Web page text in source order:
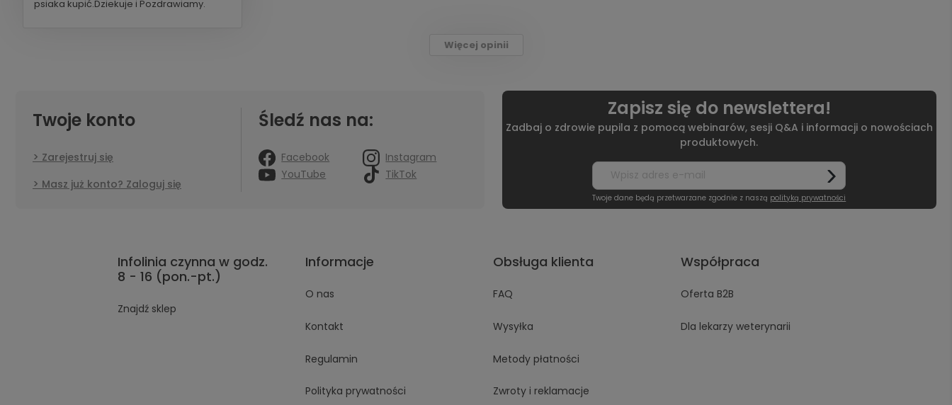
psiaka kupić.Dziekuje i Pozdrawiamy.
Więcej opinii
Twoje konto
Zarejestruj się
Masz już konto? Zaloguj się
Śledź nas na:
Facebook
Instagram
YouTube
TikTok
Zapisz się do newslettera!
Zadbaj o zdrowie pupila z pomocą webinarów, sesji Q&A i informacji o nowościach
produktowych.
Twoje dane będą przetwarzane zgodnie z naszą polityką prywatności
Infolinia czynna w godz.
8 - 16 (pon.-pt.)
Znajdź sklep
Informacje
O nas
Kontakt
Regulamin
Polityka prywatności
Obsługa klienta
FAQ
Wysyłka
Metody płatności
Zwroty i reklamacje
Współpraca
Oferta B2B
Dla lekarzy weterynarii